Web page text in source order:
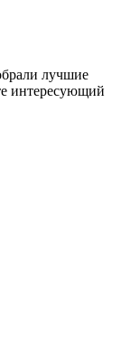
лучшие
интересующий